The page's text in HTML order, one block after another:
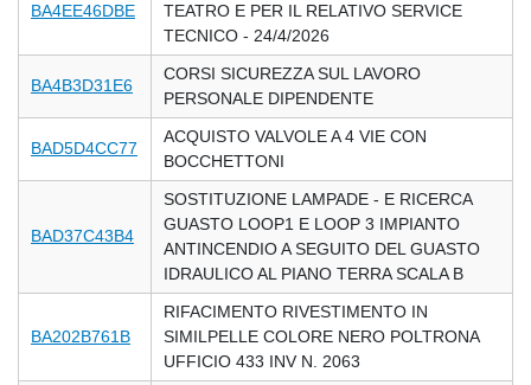
BA4EE46DBE
TEATRO E PER IL RELATIVO SERVICE
TECNICO - 24/4/2026
BA4B3D31E6
CORSI SICUREZZA SUL LAVORO
PERSONALE DIPENDENTE
BAD5D4CC77
ACQUISTO VALVOLE A 4 VIE CON
BOCCHETTONI
BAD37C43B4
SOSTITUZIONE LAMPADE - E RICERCA
GUASTO LOOP1 E LOOP 3 IMPIANTO
ANTINCENDIO A SEGUITO DEL GUASTO
IDRAULICO AL PIANO TERRA SCALA B
BA202B761B
RIFACIMENTO RIVESTIMENTO IN
SIMILPELLE COLORE NERO POLTRONA
UFFICIO 433 INV N. 2063